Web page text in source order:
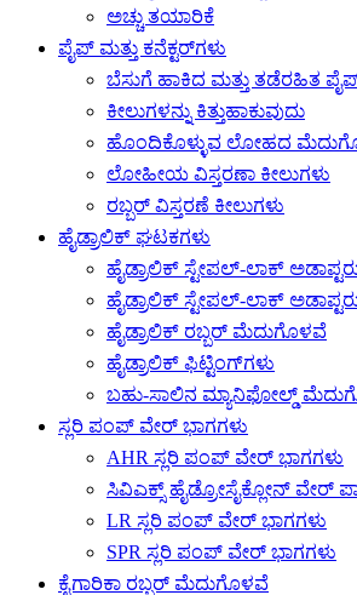
ಅಚ್ಚು ತಯಾರಿಕೆ
ಪೈಪ್ ಮತ್ತು ಕನೆಕ್ಟರ್‌ಗಳು
ಬೆಸುಗೆ ಹಾಕಿದ ಮತ್ತು ತಡೆರಹಿತ
ಕೀಲುಗಳನ್ನು ಕಿತ್ತುಹಾಕುವುದು
ಹೊಂದಿಕೊಳ್ಳುವ ಲೋಹದ
ಲೋಹೀಯ ವಿಸ್ತರಣಾ ಕೀಲುಗಳು
ರಬ್ಬರ್ ವಿಸ್ತರಣೆ ಕೀಲುಗಳು
ಹೈಡ್ರಾಲಿಕ್ ಘಟಕಗಳು
ಹೈಡ್ರಾಲಿಕ್ ಸ್ಟೇಪಲ್-ಲಾಕ್
ಹೈಡ್ರಾಲಿಕ್ ಸ್ಟೇಪಲ್-ಲಾಕ್
ಹೈಡ್ರಾಲಿಕ್ ರಬ್ಬರ್ ಮೆದುಗೊಳವೆ
ಹೈಡ್ರಾಲಿಕ್ ಫಿಟ್ಟಿಂಗ್‌ಗಳು
ಬಹು-ಸಾಲಿನ ಮ್ಯಾನಿಫೋಲ್ಡ್
ಸ್ಲರಿ ಪಂಪ್ ವೇರ್ ಭಾಗಗಳು
AHR ಸ್ಲರಿ ಪಂಪ್ ವೇರ್ ಭಾಗಗಳು
ಸಿವಿಎಕ್ಸ್ ಹೈಡ್ರೋಸೈಕ್ಲೋನ್ ವೇರ್
LR ಸ್ಲರಿ ಪಂಪ್ ವೇರ್ ಭಾಗಗಳು
SPR ಸ್ಲರಿ ಪಂಪ್ ವೇರ್ ಭಾಗಗಳು
ಕೈಗಾರಿಕಾ ರಬ್ಬರ್ ಮೆದುಗೊಳವೆ